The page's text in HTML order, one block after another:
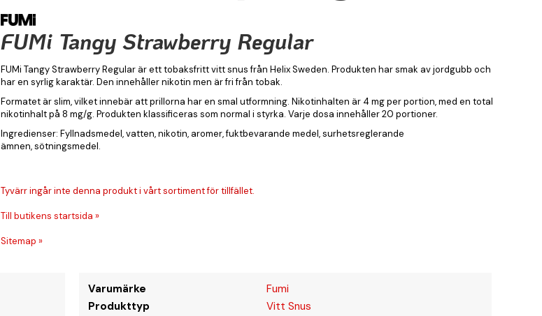
FUMi Tangy Strawberry Regular
FUMi Tangy Strawberry Regular är ett tobaksfritt vitt snus från Helix Sweden. Produkten har smak av jordgubb och
har en syrlig karaktär. Den innehåller nikotin men är fri från tobak.
Formatet är slim, vilket innebär att prillorna har en smal utformning. Nikotinhalten är 4 mg per portion, med en total
nikotinhalt på 8 mg/g. Produkten klassificeras som normal i styrka. Varje dosa innehåller 20 portioner.
Ingredienser: Fyllnadsmedel, vatten, nikotin, aromer, fuktbevarande medel, surhetsreglerande
ämnen, sötningsmedel.
Tyvärr ingår inte denna produkt i vårt sortiment för tillfället.
Till butikens startsida »
Sitemap »
Varumärke
Fumi
Produkttyp
Vitt Snus